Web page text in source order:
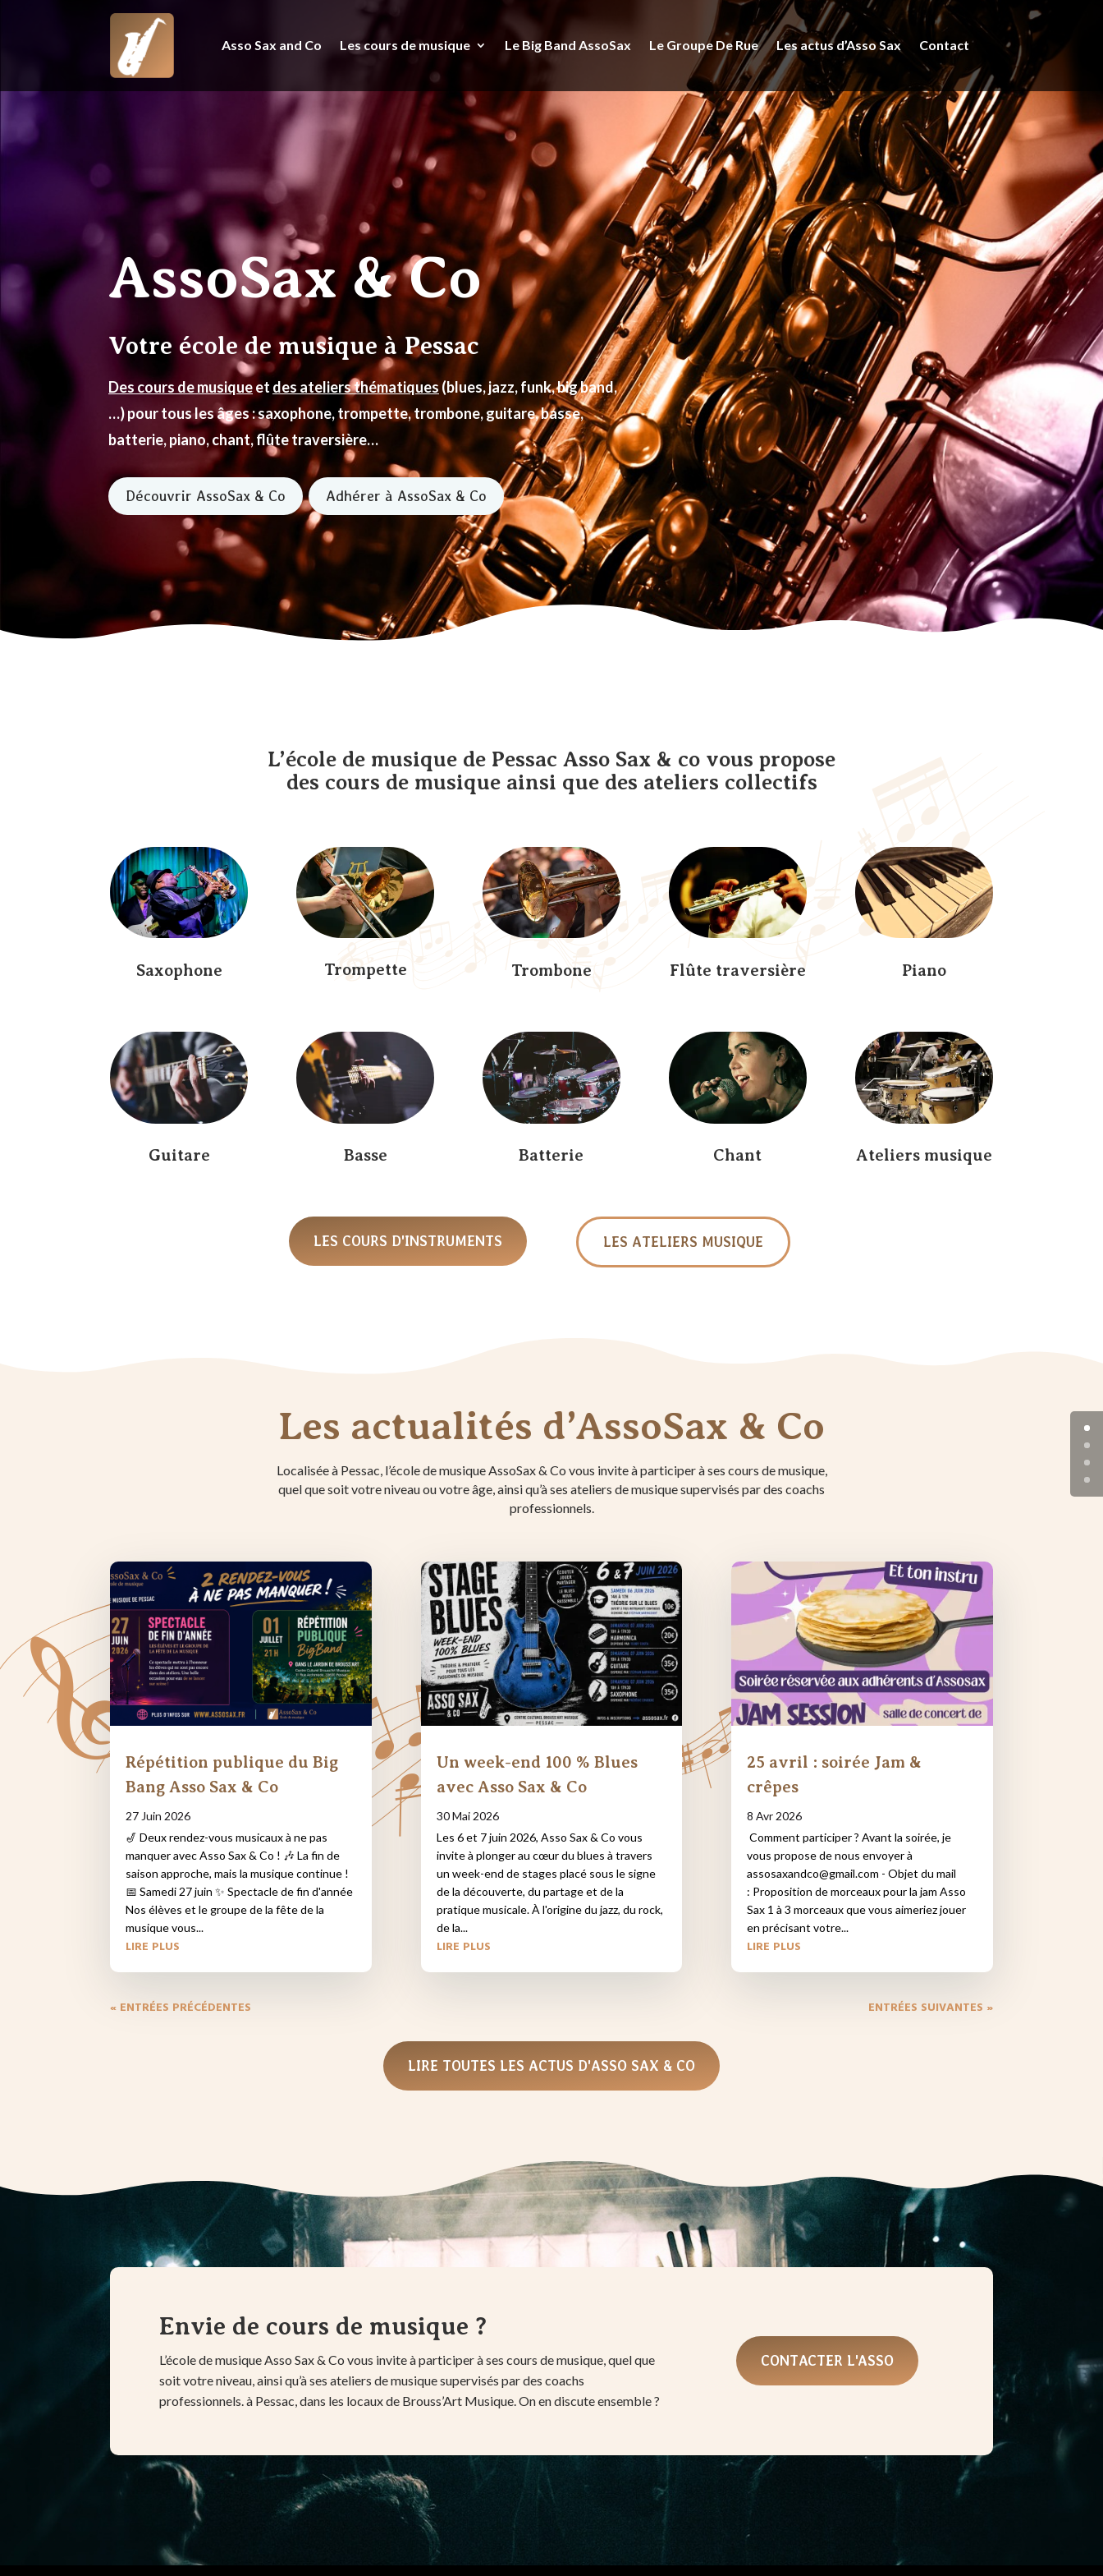
Asso Sax and Co Les cours de musique Le Big Band AssoSax Le Groupe De Rue Les actus d’Asso Sax Contact
AssoSax & Co
Votre école de musique à Pessac
Des cours de musiqueet des ateliers thématiques (blues, jazz, funk, big band,
…) pour tous les âges : saxophone, trompette, trombone, guitare, basse,
batterie, piano, chant, flûte traversière…
Découvrir AssoSax & Co Adhérer à AssoSax & Co
L’école de musique de Pessac Asso Sax & co vous propose
des cours de musique ainsi que des ateliers collectifs
Saxophone Trompette Trombone Flûte traversière Piano
Guitare Basse Batterie Chant Ateliers musique
LES COURS D'INSTRUMENTS LES ATELIERS MUSIQUE
Les actualités d’AssoSax & Co
Localisée à Pessac, l’école de musique AssoSax & Co vous invite à participer à ses cours de musique,
quel que soit votre niveau ou votre âge, ainsi qu’à ses ateliers de musique supervisés par des coachs
professionnels.
Répétition publique du Big
Bang Asso Sax & Co
27 Juin 2026
🎷 Deux rendez-vous musicaux à ne pas
manquer avec Asso Sax & Co ! 🎶 La fin de
saison approche, mais la musique continue !
📅 Samedi 27 juin ✨ Spectacle de fin d'année
Nos élèves et le groupe de la fête de la
musique vous...
LIRE PLUS
Un week-end 100 % Blues
avec Asso Sax & Co
30 Mai 2026
Les 6 et 7 juin 2026, Asso Sax & Co vous
invite à plonger au cœur du blues à travers
un week-end de stages placé sous le signe
de la découverte, du partage et de la
pratique musicale. À l'origine du jazz, du rock,
de la...
LIRE PLUS
25 avril : soirée Jam &
crêpes
8 Avr 2026
Comment participer ? Avant la soirée, je
vous propose de nous envoyer à
assosaxandco@gmail.com - Objet du mail
: Proposition de morceaux pour la jam Asso
Sax 1 à 3 morceaux que vous aimeriez jouer
en précisant votre...
LIRE PLUS
« ENTRÉES PRÉCÉDENTES ENTRÉES SUIVANTES »
LIRE TOUTES LES ACTUS D'ASSO SAX & CO
Envie de cours de musique ?
L’école de musique Asso Sax & Co vous invite à participer à ses cours de musique, quel que
soit votre niveau, ainsi qu’à ses ateliers de musique supervisés par des coachs
professionnels. à Pessac, dans les locaux de Brouss’Art Musique. On en discute ensemble ?
CONTACTER L'ASSO